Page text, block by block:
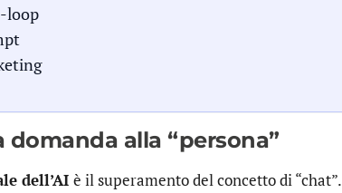
loop
alla “persona”
dell’AI è il superamento del concetto di “chat”.